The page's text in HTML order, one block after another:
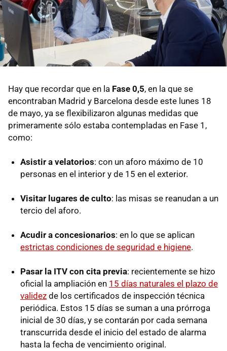
Hay que recordar que en la Fase 0,5, en la que se
encontraban Madrid y Barcelona desde este lunes 18
de mayo, ya se flexibilizaron algunas medidas que
primeramente sólo estaba contempladas en Fase 1,
como:
Asistir a velatorios: con un aforo máximo de 10
personas en el interior y de 15 en el exterior.
Visitar lugares de culto: las misas se reanudan a un
tercio del aforo.
Acudir a concesionarios: en lo que se aplican
estrictas condiciones de seguridad e higiene.
Pasar la ITV con cita previa: recientemente se hizo
oficial la ampliación en 15 días naturales el plazo de
validez de los certificados de inspección técnica
periódica. Estos 15 días se suman a una prórroga
inicial de 30 días, y se contarán por cada semana
transcurrida desde el inicio del estado de alarma
hasta la fecha de vencimiento original.